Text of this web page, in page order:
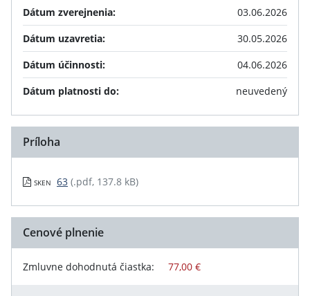
Dátum zverejnenia:
03.06.2026
Dátum uzavretia:
30.05.2026
Dátum účinnosti:
04.06.2026
Dátum platnosti do:
neuvedený
Príloha
SKEN 63 (.pdf, 137.8 kB)
Cenové plnenie
Zmluvne dohodnutá čiastka: 77,00 €